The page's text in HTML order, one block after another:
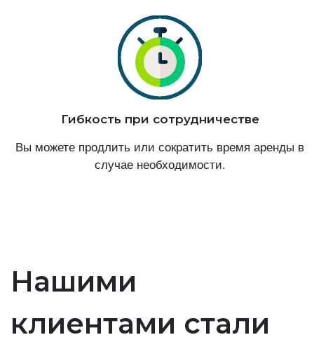
Гибкость при сотрудничестве
Вы можете продлить или сократить время аренды в
случае необходимости.
Нашими
клиентами стали